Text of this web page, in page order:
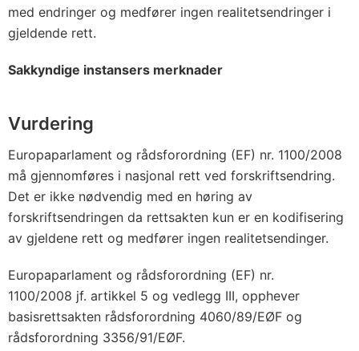
med endringer og medfører ingen realitetsendringer i
gjeldende rett.
Sakkyndige instansers merknader
Vurdering
Europaparlament og rådsforordning (EF) nr. 1100/2008
må gjennomføres i nasjonal rett ved forskriftsendring.
Det er ikke nødvendig med en høring av
forskriftsendringen da rettsakten kun er en kodifisering
av gjeldene rett og medfører ingen realitetsendinger.
Europaparlament og rådsforordning (EF) nr.
1100/2008 jf. artikkel 5 og vedlegg III, opphever
basisrettsakten rådsforordning 4060/89/EØF og
rådsforordning 3356/91/EØF.